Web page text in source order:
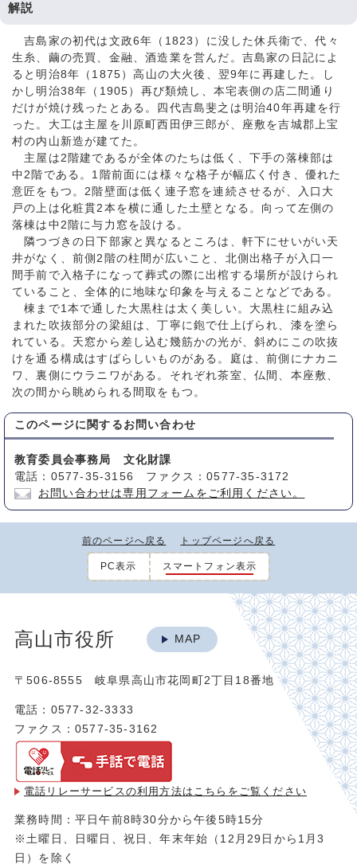
解説
吉島家の初代は文政6年（1823）に没した休兵衛で、代々
生糸、繭の売買、金融、酒造業を営んだ。吉島家の日記によ
ると明治8年（1875）高山の大火後、翌9年に再建した。し
かし明治38年（1905）再び類焼し、本宅表側の店二間通り
だけが焼け残ったとある。四代吉島斐之は明治40年再建を行
った。大工は主屋を川原町西田伊三郎が、座敷を吉城郡上宝
村の内山新造が建てた。
主屋は2階建であるが全体のたちは低く、下手の落棟部は
中2階である。1階前面には様々な格子が幅広く付き、優れた
意匠をもつ。2階壁面は低く連子窓を連続させるが、入口大
戸の上は化粧貫2本を横に通した土壁となる。向って左側の
落棟は中2階に与力窓を設ける。
隣つづきの日下部家と異なるところは、軒下にせいがい天
井がなく、前側2階の柱間が広いこと、北側出格子が入口一
間手前で入格子になって葬式の際に出棺する場所が設けられ
ていること、全体的に地味な印象を与えることなどである。
棟まで1本で通した大黒柱は太く美しい。大黒柱に組み込
まれた吹抜部分の梁組は、丁寧に鉋で仕上げられ、漆を塗ら
れている。天窓から差し込む幾筋かの光が、斜めにこの吹抜
けを通る構成はすばらしいものがある。庭は、前側にナカニ
ワ、裏側にウラニワがある。それぞれ茶室、仏間、本座敷、
次の間から眺められる間取をもつ。
このページに関する お問い合わせ
教育委員会事務局 文化財課
電話：0577-35-3156 ファクス：0577-35-3172
お問い合わせは専用フォームをご利用ください。
前のページへ戻る トップページへ戻る
PC表示 スマートフォン表示
高山市役所 MAP
〒506-8555 岐阜県高山市花岡町2丁目18番地
電話：0577-32-3333
ファクス：0577-35-3162
電話リレーサービスの利用方法は こちらをご覧ください
業務時間：平日午前8時30分から午後5時15分
※土曜日、日曜日、祝日、年末年始（12月29日から1月3
日）を除く